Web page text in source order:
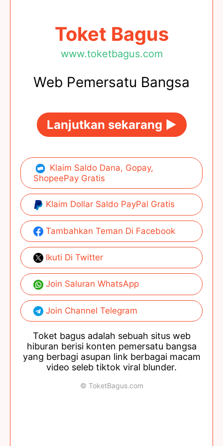
Toket Bagus
www.toketbagus.com
Web Pemersatu Bangsa
Lanjutkan sekarang ►
Klaim Saldo Dana, Gopay,
ShopeePay Gratis
Klaim Dollar Saldo PayPal Gratis
Tambahkan Teman Di Facebook
Ikuti Di Twitter
Join Saluran WhatsApp
Join Channel Telegram
Toket bagus adalah sebuah situs web
hiburan berisi konten pemersatu bangsa
yang berbagi asupan link berbagai macam
video seleb tiktok viral blunder.
© ToketBagus.com